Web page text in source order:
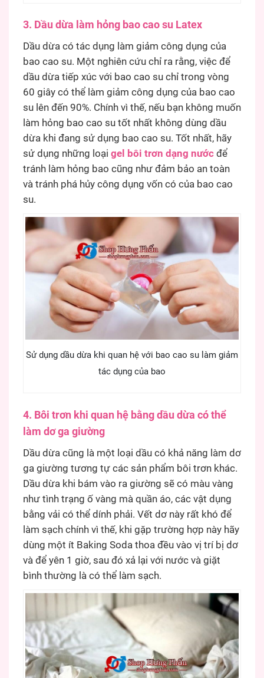
3. Dầu dừa làm hỏng bao cao su Latex
Dầu dừa có tác dụng làm giảm công dụng của
bao cao su. Một nghiên cứu chỉ ra rằng, việc để
dầu dừa tiếp xúc với bao cao su chỉ trong vòng
60 giây có thể làm giảm công dụng của bao cao
su lên đến 90%. Chính vì thế, nếu bạn không muốn
làm hỏng bao cao su tốt nhất không dùng dầu
dừa khi đang sử dụng bao cao su. Tốt nhất, hãy
sử dụng những loại gel bôi trơn dạng nước để
tránh làm hỏng bao cũng như đảm bảo an toàn
và tránh phá hủy công dụng vốn có của bao cao
su.
Sử dụng dầu dừa khi quan hệ với bao cao su làm giảm
tác dụng của bao
4. Bôi trơn khi quan hệ bằng dầu dừa có thể
làm dơ ga giường
Dầu dừa cũng là một loại dầu có khả năng làm dơ
ga giường tương tự các sản phẩm bôi trơn khác.
Dầu dừa khi bám vào ra giường sẽ có màu vàng
như tình trạng ố vàng mà quần áo, các vật dụng
bằng vải có thể dính phải. Vết dơ này rất khó để
làm sạch chính vì thế, khi gặp trường hợp này hãy
dùng một ít Baking Soda thoa đều vào vị trí bị dơ
và để yên 1 giờ, sau đó xả lại với nước và giặt
bình thường là có thể làm sạch.